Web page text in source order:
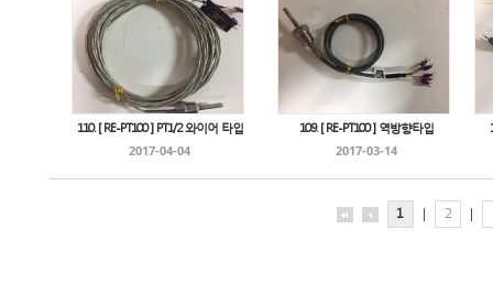
110. [ RE-PT100 ] PT1/2 와이어 타입
2017-04-04
109. [ RE-PT100 ] 역방향타입
2017-03-14
1 | 2 |